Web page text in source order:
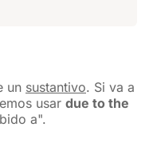
un sustantivo. Si va a
usar due to the
a".